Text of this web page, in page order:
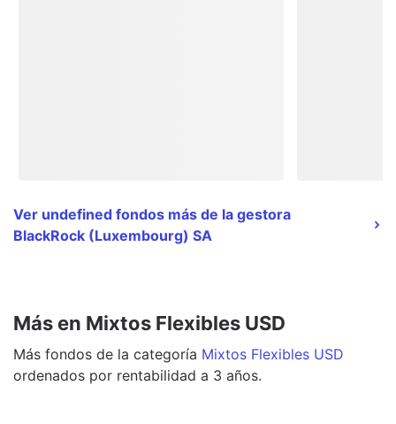
Ver undefined fondos más de la gestora
BlackRock (Luxembourg) SA
Más en Mixtos Flexibles USD
Más fondos de la categoría Mixtos Flexibles USD
ordenados por rentabilidad a 3 años.